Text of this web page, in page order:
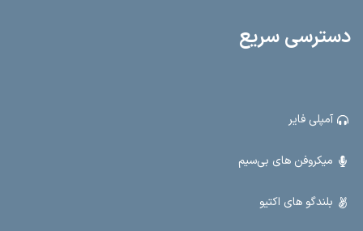
دسترسی سریع
آمپلی فایر
میکروفن های بی‌سیم
بلندگو های اکتیو